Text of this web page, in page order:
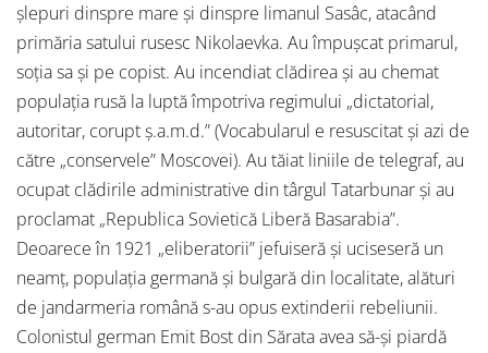
șlepuri dinspre mare și dinspre limanul Sasâc, atacând
primăria satului rusesc Nikolaevka. Au împușcat primarul,
soția sa și pe copist. Au incendiat clădirea și au chemat
populația rusă la luptă împotriva regimului „dictatorial,
autoritar, corupt ș.a.m.d.” (Vocabularul e resuscitat și azi de
către „conservele” Moscovei). Au tăiat liniile de telegraf, au
ocupat clădirile administrative din târgul Tatarbunar și au
proclamat „Republica Sovietică Liberă Basarabia”.
Deoarece în 1921 „eliberatorii” jefuiseră și uciseseră un
neamț, populația germană și bulgară din localitate, alături
de jandarmeria română s-au opus extinderii rebeliunii.
Colonistul german Emit Bost din Sărata avea să-și piardă